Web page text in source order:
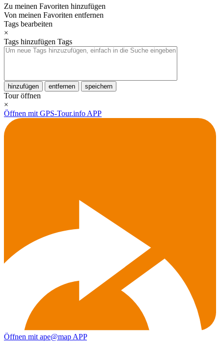
Zu meinen Favoriten hinzufügen
Von meinen Favoriten entfernen
Tags bearbeiten
×
Tags hinzufügen Tags
hinzufügen entfernen speichern
Tour öffnen
×
Öffnen mit GPS-Tour.info APP
Öffnen mit ape@map APP